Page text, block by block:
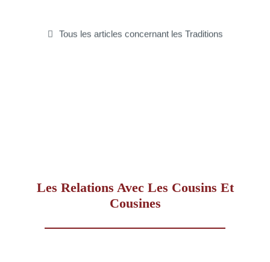
Tous les articles concernant les Traditions
Les Relations Avec Les Cousins Et
Cousines